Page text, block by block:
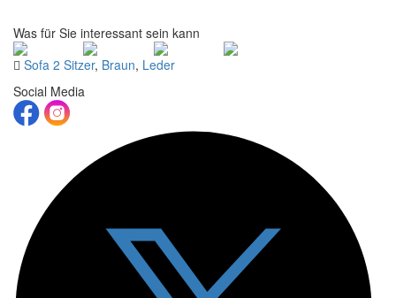
Was für Sie interessant sein kann
Sofa 2 Sitzer, Braun, Leder
Social Media